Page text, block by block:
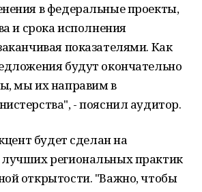
в федеральные проекты,
и срока исполнения
показателями. Как
будут окончательно
мы их направим в
- пояснил аудитор.
будет сделан на
региональных практик
открытости. "Важно, чтобы